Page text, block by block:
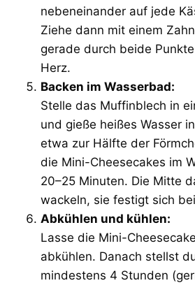
nebeneinander auf jede
Ziehe dann mit einem
gerade durch beide
Herz.
Backen im Wasserbad:
Stelle das Muffinblech in
und gieße heißes Wasser
etwa zur Hälfte der
die Mini-Cheesecakes im
20–25 Minuten. Die Mitte
wackeln, sie festigt sich
Abkühlen und kühlen:
Lasse die Mini-
abkühlen. Danach stellst
mindestens 4 Stunden